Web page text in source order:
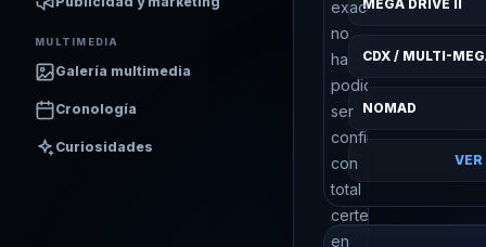
MULTIMEDIA
Galería multimedia
Cronología
Curiosidades
exacta
no
ha
podido
ser
confirmada
con
total
certeza
en
MEGA DRIVE II
CDX / MULTI-
NOMAD